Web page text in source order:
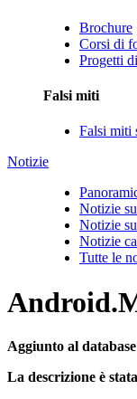
Brochure
Corsi di
Progetti
Falsi miti
Falsi miti
Notizie
Notizie
Notizie
Notizie
Tutte le
Aggiunto al
La descrizione è